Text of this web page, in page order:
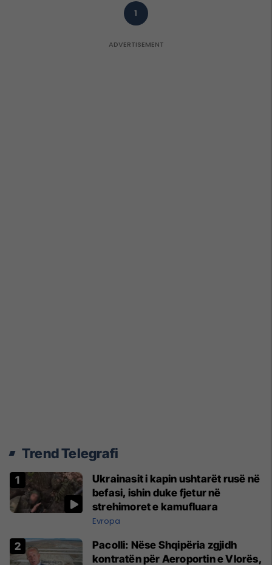
1
Trend Telegrafi
Ukrainasit i kapin ushtarët rusë në
befasi, ishin duke fjetur në
strehimoret e kamufluara
Evropa
Pacolli: Nëse Shqipëria zgjidh
kontratën për Aeroportin e Vlorës,